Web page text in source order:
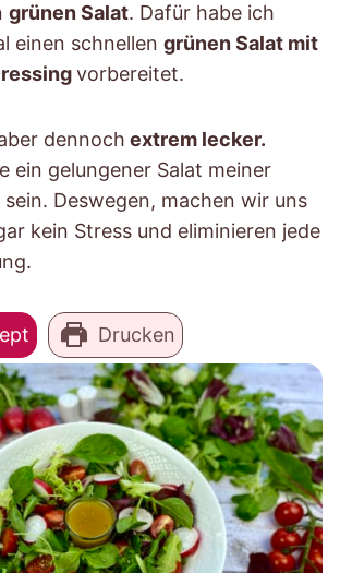
grünen Salat. Dafür habe ich
einen schnellen grünen Salat mit
vorbereitet.
dennoch extrem lecker.
ein gelungener Salat meiner
Deswegen, machen wir uns
kein Stress und eliminieren jede
Drucken